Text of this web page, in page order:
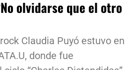
olvidarse que el otro
Claudia Puyó estuvo en
donde fue